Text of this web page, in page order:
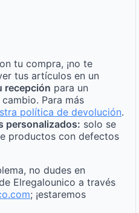
tu compra, ¡no te
tus artículos en un
recepción para un
Para más
política de devolución.
personalizados: solo se
productos con defectos
no dudes en
Elregalounico a través
; ¡estaremos